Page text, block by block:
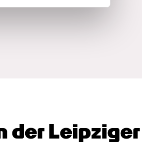
der Leipziger